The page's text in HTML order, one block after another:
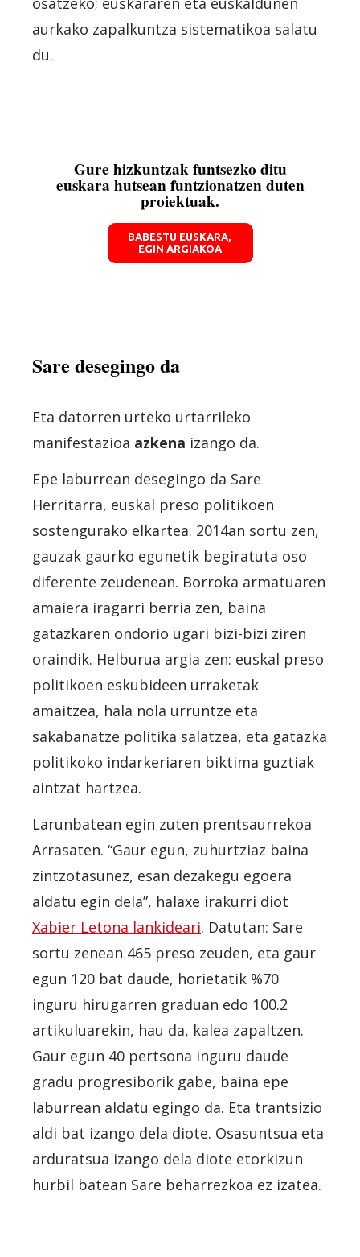
aurkako zapalkuntza sistematikoa salatu
du.
Gure hizkuntzak funtsezko ditu
euskara hutsean funtzionatzen duten
proiektuak.
BABESTU EUSKARA,
EGIN ARGIAKOA
Sare desegingo da
Eta datorren urteko urtarrileko
manifestazioa azkena izango da.
Epe laburrean desegingo da Sare
Herritarra, euskal preso politikoen
sostengurako elkartea. 2014an sortu zen,
gauzak gaurko egunetik begiratuta oso
diferente zeudenean. Borroka armatuaren
amaiera iragarri berria zen, baina
gatazkaren ondorio ugari bizi-bizi ziren
oraindik. Helburua argia zen: euskal preso
politikoen eskubideen urraketak
amaitzea, hala nola urruntze eta
sakabanatze politika salatzea, eta gatazka
politikoko indarkeriaren biktima guztiak
aintzat hartzea.
Larunbatean egin zuten prentsaurrekoa
Arrasaten. “Gaur egun, zuhurtziaz baina
zintzotasunez, esan dezakegu egoera
aldatu egin dela”, halaxe irakurri diot
Xabier Letona lankideari. Datutan: Sare
sortu zenean 465 preso zeuden, eta gaur
egun 120 bat daude, horietatik %70
inguru hirugarren graduan edo 100.2
artikuluarekin, hau da, kalea zapaltzen.
Gaur egun 40 pertsona inguru daude
gradu progresiborik gabe, baina epe
laburrean aldatu egingo da. Eta trantsizio
aldi bat izango dela diote. Osasuntsua eta
arduratsua izango dela diote etorkizun
hurbil batean Sare beharrezkoa ez izatea.